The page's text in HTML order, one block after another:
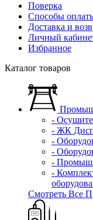
Поверка
Способы
Доставка и
Личный
Избранное
Каталог товаров
-
- ЖК
-
-
-
-
Смотреть Все